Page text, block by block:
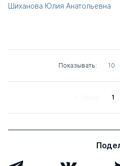
Шиханова Юлия Анатольевна
Показывать: 10
1